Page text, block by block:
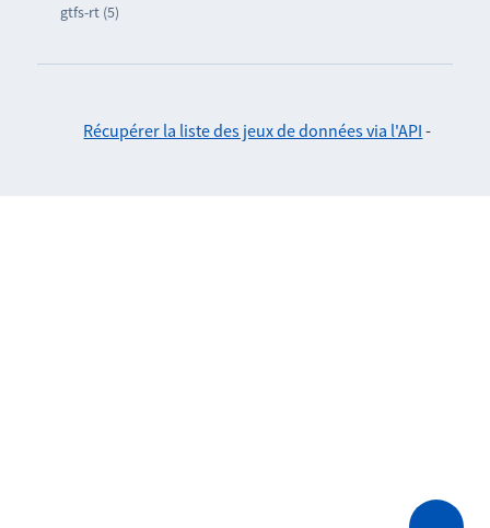
gtfs-rt (5)
Récupérer la liste des jeux de données via l'API -